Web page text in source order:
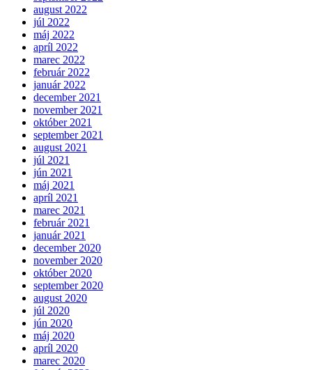
august 2022
júl 2022
máj 2022
apríl 2022
marec 2022
február 2022
január 2022
december 2021
november 2021
október 2021
september 2021
august 2021
júl 2021
jún 2021
máj 2021
apríl 2021
marec 2021
február 2021
január 2021
december 2020
november 2020
október 2020
september 2020
august 2020
júl 2020
jún 2020
máj 2020
apríl 2020
marec 2020